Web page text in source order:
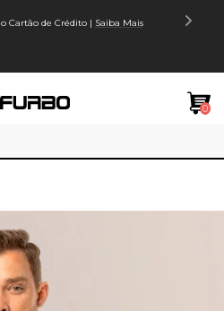
Cartão de Crédito | Saiba Mais
0